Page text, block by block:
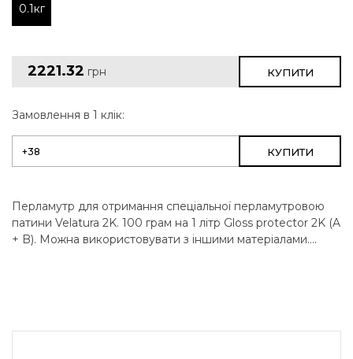
0.1кг
2221.32 грн КУПИТИ
Замовлення в 1 клік:
КУПИТИ
Перламутр для отримання спеціальної перламутровою
патини Velatura 2K. 100 грам на 1 літр Gloss protector 2K (A
+ B). Можна використовувати з іншими матеріалами....